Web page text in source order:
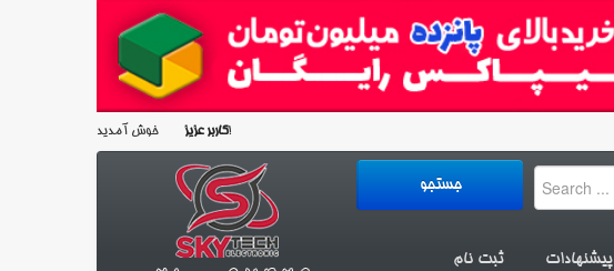
کاربر عزیزخوش آمدید!
پیشنهادات ثبت نام